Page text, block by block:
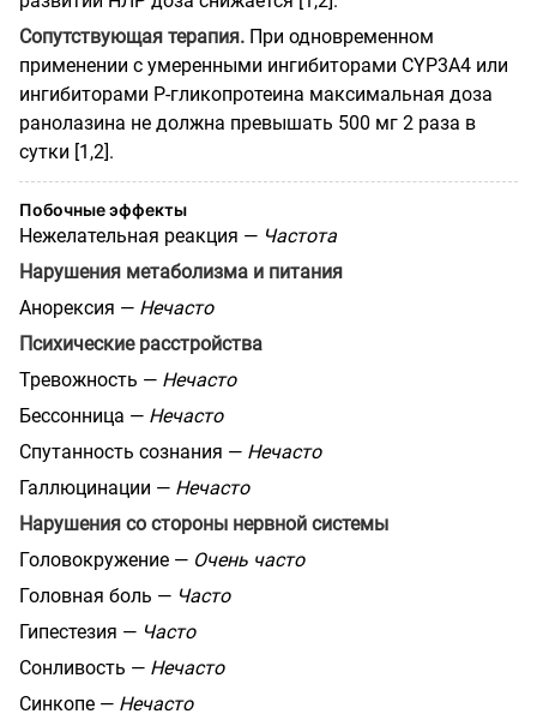
Сопутствующая терапия. При одновременном
применении с умеренными ингибиторами CYP3A4 или
ингибиторами Р-гликопротеина максимальная доза
ранолазина не должна превышать 500 мг 2 раза в
сутки [1,2].
Побочные эффекты
Нежелательная реакция — Частота
Нарушения метаболизма и питания
Анорексия — Нечасто
Психические расстройства
Тревожность — Нечасто
Бессонница — Нечасто
Спутанность сознания — Нечасто
Галлюцинации — Нечасто
Нарушения со стороны нервной системы
Головокружение — Очень часто
Головная боль — Часто
Гипестезия — Часто
Сонливость — Нечасто
Синкопе — Нечасто